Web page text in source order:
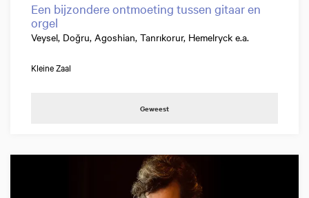
Een bijzondere ontmoeting tussen gitaar en
orgel
Veysel, Doğru, Agoshian, Tanrıkorur, Hemelryck e.a.
Kleine Zaal
Geweest